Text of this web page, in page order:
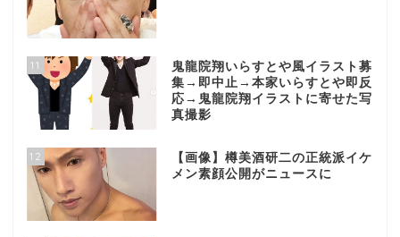
11
鬼龍院翔いらすとや風イラスト募
集→即中止→本家いらすとや即反
応→鬼龍院翔イラストに寄せた写
真撮影
12
【画像】樽美酒研二の正統派イケ
メン素顔公開がニュースに